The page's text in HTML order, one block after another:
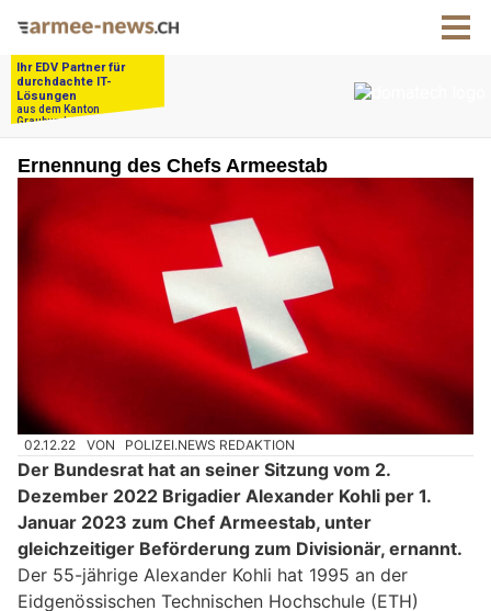
Ernennung des Chefs Armeestab
02.12.22 VON POLIZEI.NEWS REDAKTION
Der Bundesrat hat an seiner Sitzung vom 2.
Dezember 2022 Brigadier Alexander Kohli per 1.
Januar 2023 zum Chef Armeestab, unter
gleichzeitiger Beförderung zum Divisionär, ernannt.
Der 55-jährige Alexander Kohli hat 1995 an der
Eidgenössischen Technischen Hochschule (ETH)